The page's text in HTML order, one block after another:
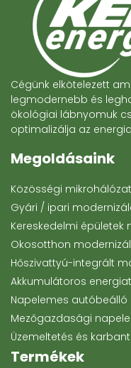
Cégünk elkötelezett
legmodernebb és
ökológiai lábnyomuk
optimalizálja az
Megoldásaink
Közösségi
Gyári / ipari
Kereskedelmi épületek
Okosotthon
Hőszivattyú-integrált
Akkumulátoros
Napelemes autóbeálló
Mezőgazdasági
Üzemeltetés és
Termékek